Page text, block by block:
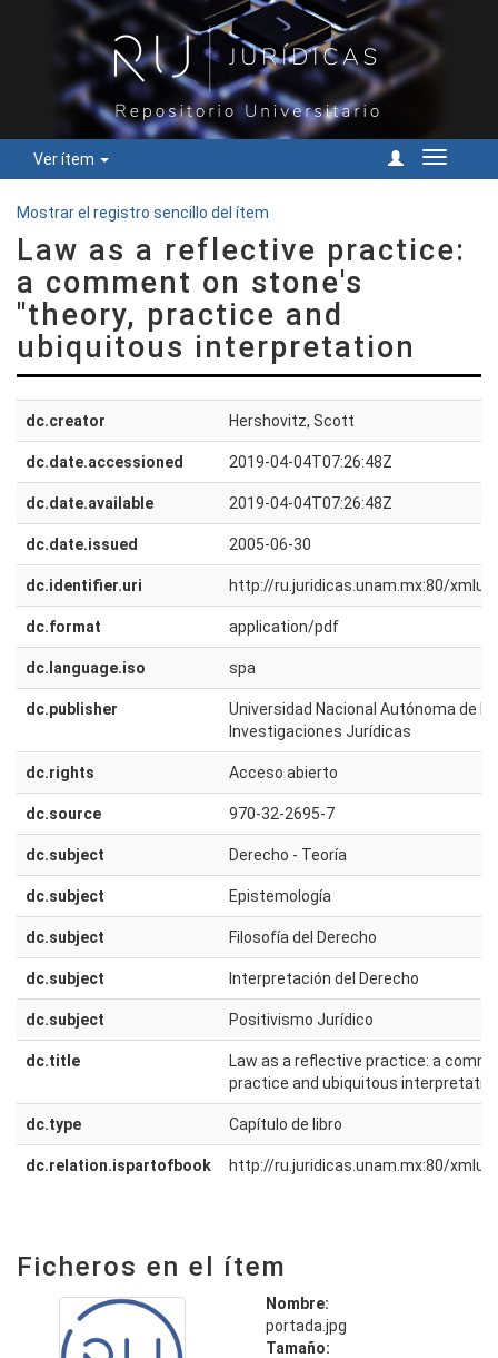
Ver ítem
Cambiar
Mostrar el registro sencillo del ítem
Law as a reflective practice:
a comment on stone's
"theory, practice and
ubiquitous interpretation
dc.creator Hershovitz, Scott
dc.date.accessioned 2019-04-04T07:26:48Z
dc.date.available 2019-04-04T07:26:48Z
dc.date.issued 2005-06-30
dc.identifier.uri http://ru.juridicas.unam.mx:80/
dc.format application/pdf
dc.language.iso spa
dc.publisher
Universidad Nacional Autónoma de
Investigaciones Jurídicas
dc.rights Acceso abierto
dc.source 970-32-2695-7
dc.subject Derecho - Teoría
dc.subject Epistemología
dc.subject Filosofía del Derecho
dc.subject Interpretación del Derecho
dc.subject Positivismo Jurídico
dc.title
Law as a reflective practice: a
practice and ubiquitous
dc.type Capítulo de libro
dc.relation.ispartofbook http://ru.juridicas.unam.mx:80/
Ficheros en el ítem
Nombre:
portada.jpg
Tamaño: